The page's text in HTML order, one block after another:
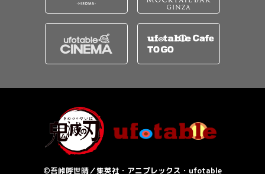
©吾峠呼世晴／集英社・アニプレックス・ufotable